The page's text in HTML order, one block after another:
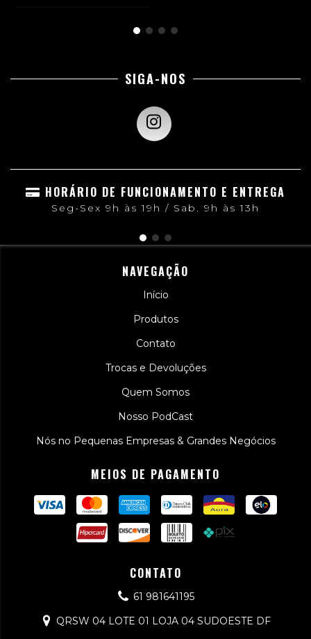
SIGA-NOS
HORÁRIO DE FUNCIONAMENTO E ENTREGA
Seg-Sex 9h às 19h / Sab. 9h às 13h
NAVEGAÇÃO
Início
Produtos
Contato
Trocas e Devoluções
Quem Somos
Nosso PodCast
Nós no Pequenas Empresas & Grandes Negócios
MEIOS DE PAGAMENTO
CONTATO
61 981641195
QRSW 04 LOTE 01 LOJA 04 SUDOESTE DF